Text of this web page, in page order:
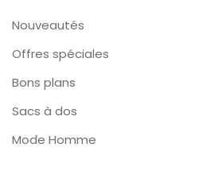
Nouveautés
Offres spéciales
Bons plans
Sacs à dos
Mode Homme